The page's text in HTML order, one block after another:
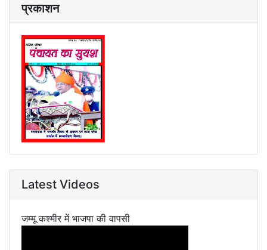
प्रकाशन
Latest Videos
जम्मू कश्मीर में भाजपा की वापसी